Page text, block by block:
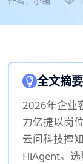
全文摘要
2026年企业
力亿捷以岗
云问科技擅
HiAgent。